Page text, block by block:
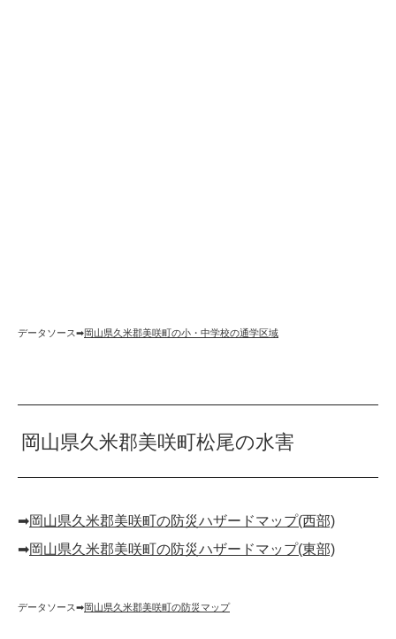
データソース➡︎岡山県久米郡美咲町の小・中学校の通学区域
岡山県久米郡美咲町松尾の水害
➡︎岡山県久米郡美咲町の防災ハザードマップ(西部)
➡︎岡山県久米郡美咲町の防災ハザードマップ(東部)
データソース➡︎岡山県久米郡美咲町の防災マップ